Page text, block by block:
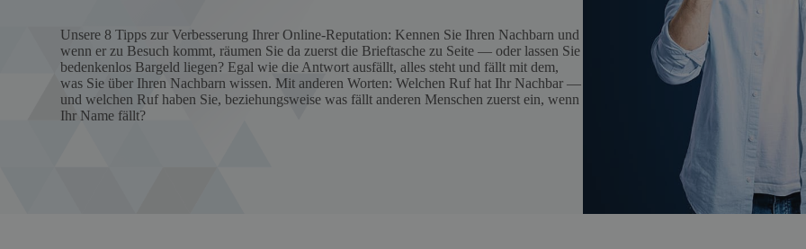
Unsere 8 Tipps zur Verbesserung Ihrer Online-Reputation: Kennen Sie Ihren Nachbarn und
wenn er zu Besuch kommt, räumen Sie da zuerst die Brieftasche zu Seite — oder lassen Sie
bedenkenlos Bargeld liegen? Egal wie die Antwort ausfällt, alles steht und fällt mit dem,
was Sie über Ihren Nachbarn wissen. Mit anderen Worten: Welchen Ruf hat Ihr Nachbar —
und welchen Ruf haben Sie, beziehungsweise was fällt anderen Menschen zuerst ein, wenn
Ihr Name fällt?